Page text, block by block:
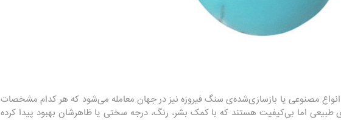
مصنوعی یا بازسازی‌شده‌ی سنگ فیروزه نیز در جهان معامله می‌شود که هر کدام مشخصات
طبیعی اما بی‌کیفیت هستند که با کمک بشر، رنگ، درجه سختی یا ظاهرشان بهبود پیدا کرده